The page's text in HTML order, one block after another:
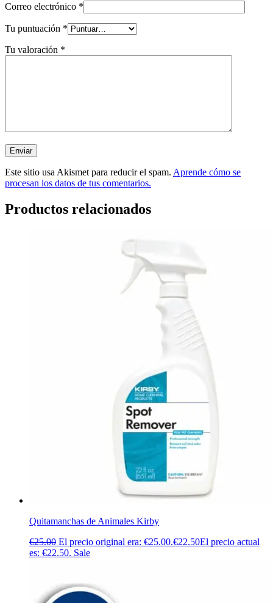
Correo electrónico *
Tu puntuación *
Tu valoración *
Este sitio usa Akismet para reducir el spam. Aprende cómo se
procesan los datos de tus comentarios.
Productos relacionados
Quitamanchas de Animales Kirby
€25.00 El precio original era: €25.00.€22.50El precio actual
es: €22.50. Sale